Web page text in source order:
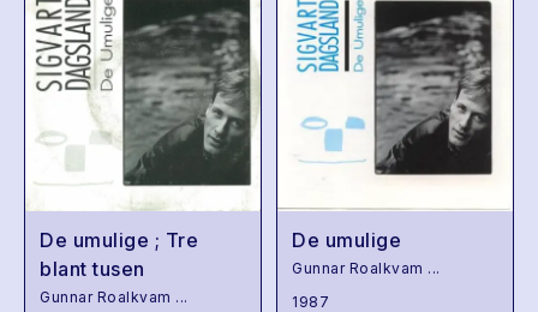
De umulige ; Tre
blant tusen
Gunnar Roalkvam ...
De umulige
Gunnar Roalkvam ...
1987